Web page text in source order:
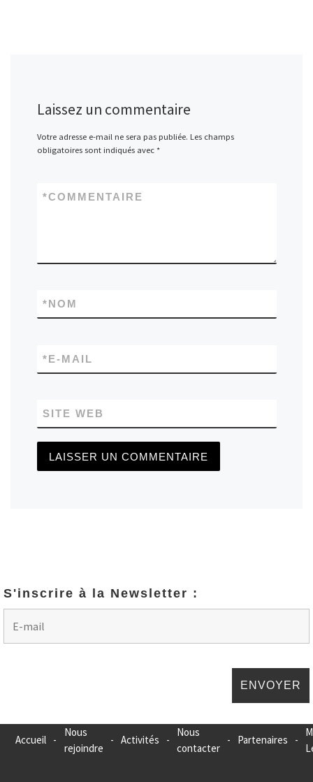
Laissez un commentaire
Votre adresse e-mail ne sera pas publiée. Les champs
obligatoires sont indiqués avec *
COMMENTAIRE
*
NOM
*
E-MAIL
*
SITE WEB
S'inscrire à la Newsletter :
Accueil -
Nous
rejoindre
- Activités -
Nous
contacter
- Partenaires -